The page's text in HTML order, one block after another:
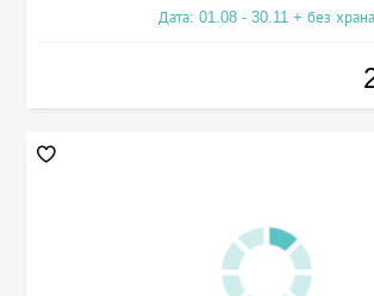
Дата: 01.08 - 30.11 + без храна